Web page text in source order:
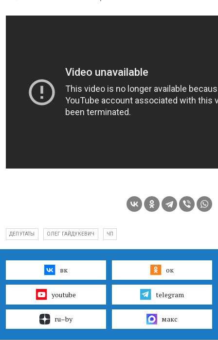
ДЕПУТАТЫ ОЛЕГ ГАЙДУКЕВИЧ ЧП
вк ок
youtube telegram
ru–by макс